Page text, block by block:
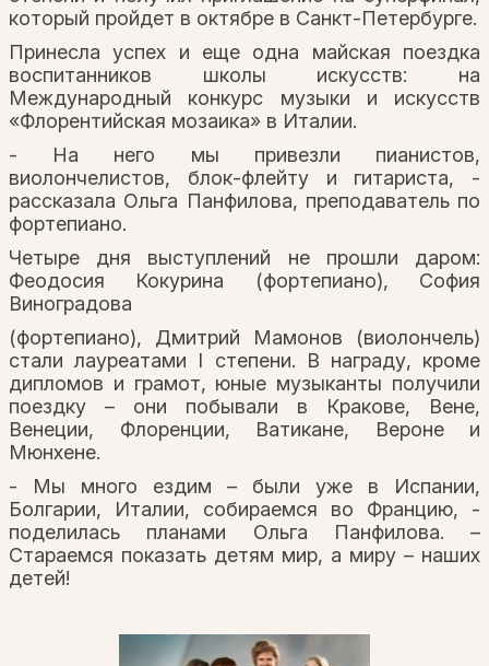
который пройдет в октябре в Санкт-Петербурге.
Принесла успех и еще одна майская поездка
воспитанников школы искусств: на
Международный конкурс музыки и искусств
«Флорентийская мозаика» в Италии.
- На него мы привезли пианистов,
виолончелистов, блок-флейту и гитариста, -
рассказала Ольга Панфилова, преподаватель по
фортепиано.
Четыре дня выступлений не прошли даром:
Феодосия Кокурина (фортепиано), София
Виноградова
(фортепиано), Дмитрий Мамонов (виолончель)
стали лауреатами I степени. В награду, кроме
дипломов и грамот, юные музыканты получили
поездку – они побывали в Кракове, Вене,
Венеции, Флоренции, Ватикане, Вероне и
Мюнхене.
- Мы много ездим – были уже в Испании,
Болгарии, Италии, собираемся во Францию, -
поделилась планами Ольга Панфилова. –
Стараемся показать детям мир, а миру – наших
детей!